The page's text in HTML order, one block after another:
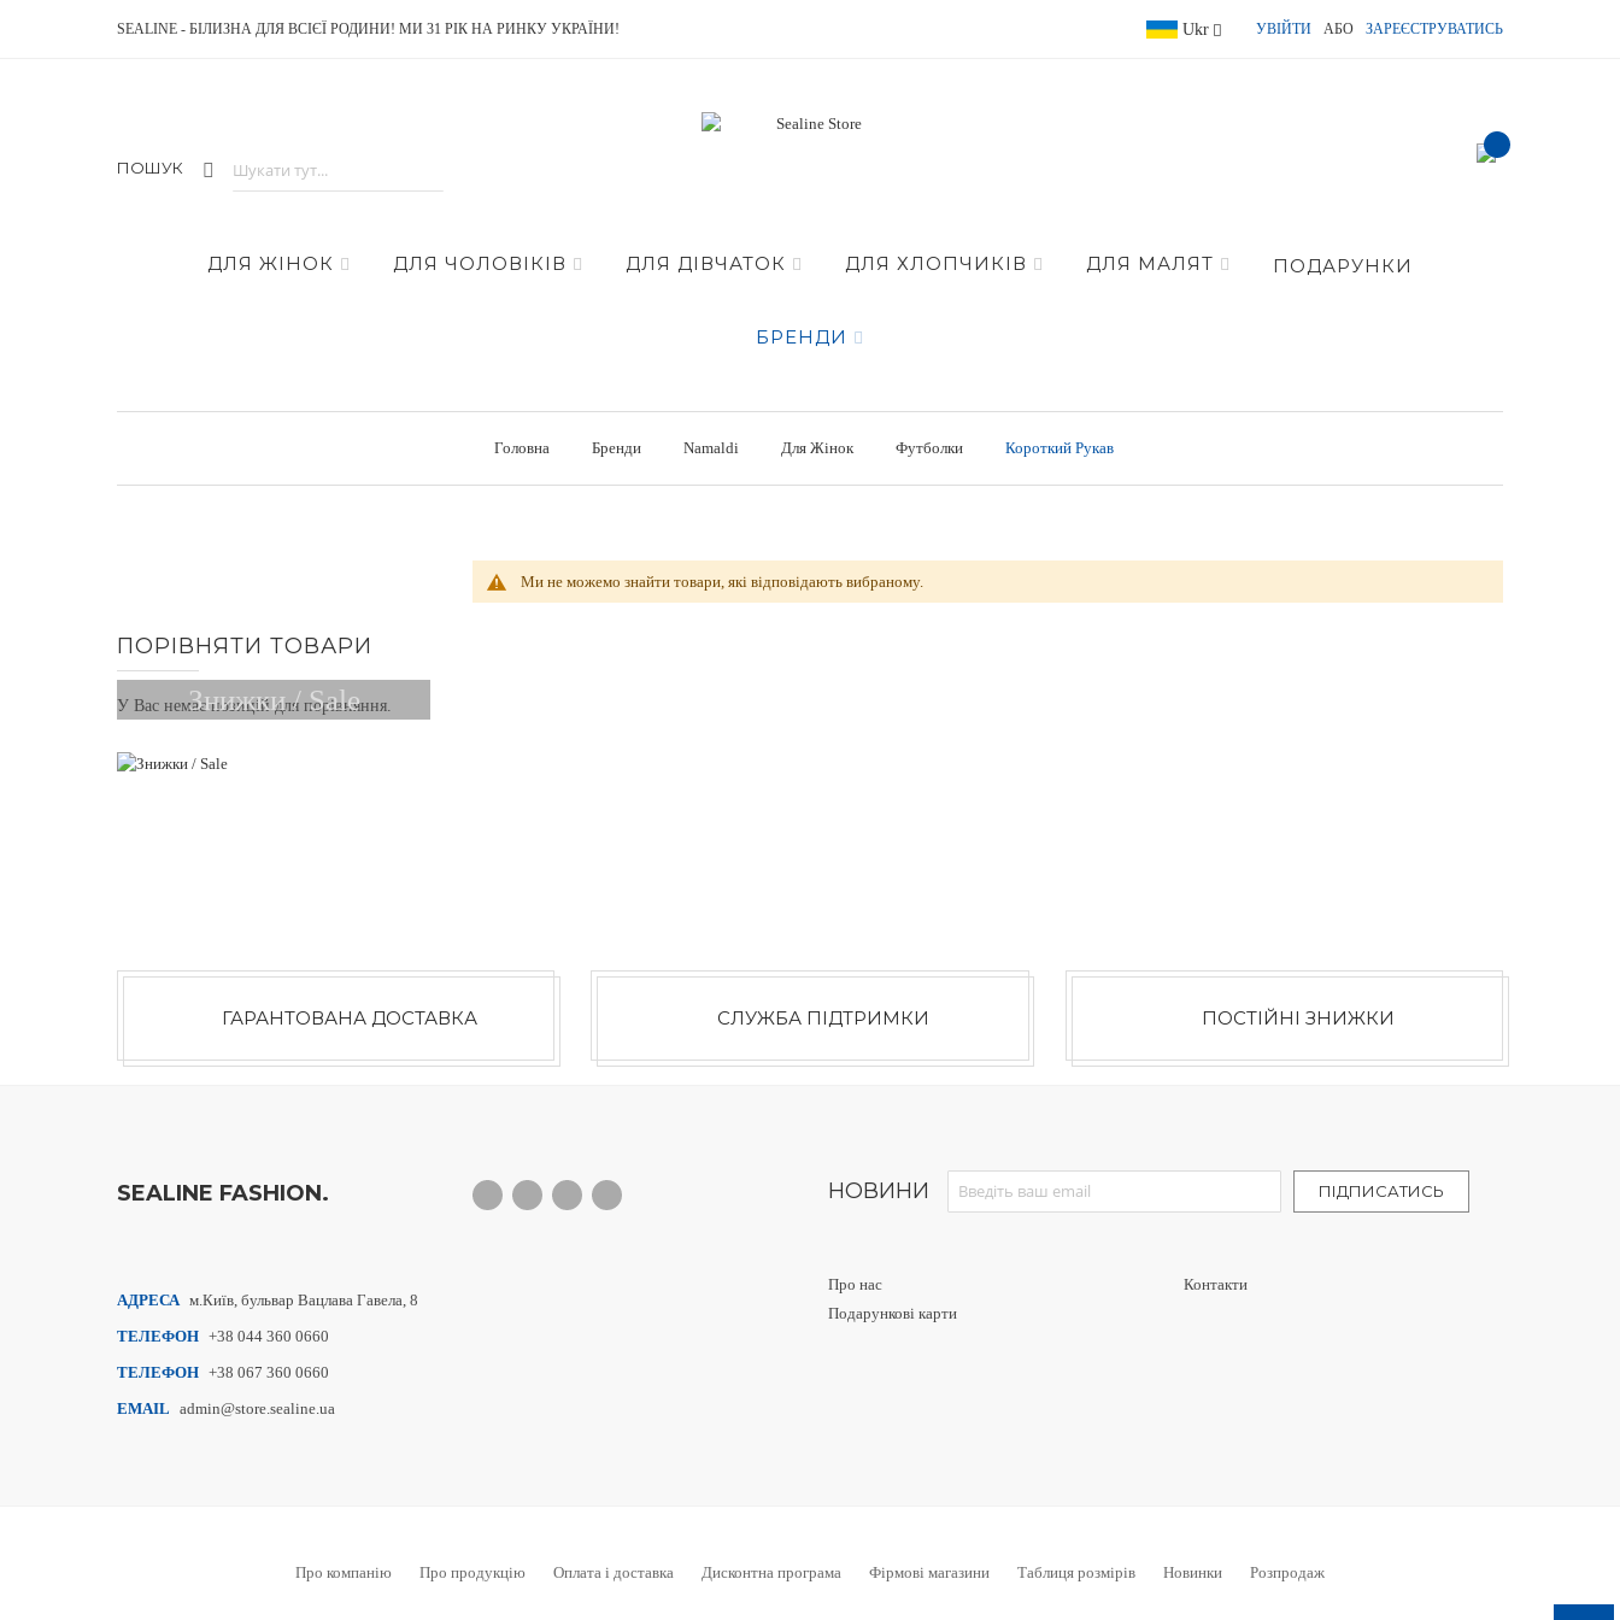
SEALINE - БІЛИЗНА ДЛЯ ВСІЄЇ РОДИНИ! МИ 31 РІК НА РИНКУ УКРАЇНИ! Language
Ukr УВІЙТИ АБО ЗАРЕЄСТРУВАТИСЬ
ПОШУК
item(s) -
ДЛЯ ЖІНОК ДЛЯ ЧОЛОВІКІВ ДЛЯ ДІВЧАТОК ДЛЯ ХЛОПЧИКІВ ДЛЯ МАЛЯТ ПОДАРУНКИ
БРЕНДИ
Головна Бренди Namaldi Для Жінок Футболки Короткий Рукав
Ми не можемо знайти товари, які відповідають вибраному.
ПОРІВНЯТИ ТОВАРИ
У Вас немає позицій для порівняння.
Знижки / Sale
ГАРАНТОВАНА ДОСТАВКА СЛУЖБА ПІДТРИМКИ ПОСТІЙНІ ЗНИЖКИ
SEALINE FASHION. НОВИНИ
Sign Up for Our Newsletter:
ПІДПИСАТИСЬ
АДРЕСА м.Київ, бульвар Вацлава Гавела, 8
ТЕЛЕФОН +38 044 360 0660
ТЕЛЕФОН +38 067 360 0660
EMAIL admin@store.sealine.ua
Про нас
Подарункові карти
Контакти
Про компанію Про продукцію Оплата і доставка Дисконтна програма Фірмові магазини Таблиця розмірів Новинки Розпродаж